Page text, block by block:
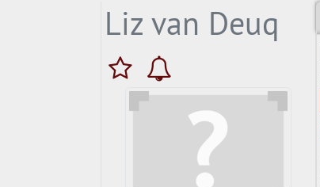
Liz van Deuq